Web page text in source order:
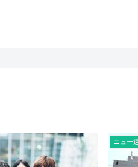
ワー」
ニュー